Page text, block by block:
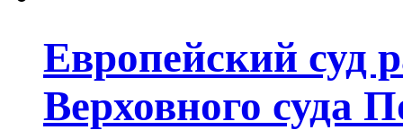
Европейский суд
Верховного суда